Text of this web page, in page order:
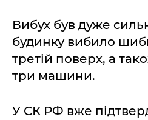
Вибух був дуже
будинку вибило
третій поверх, а
три машини.
У СК РФ вже